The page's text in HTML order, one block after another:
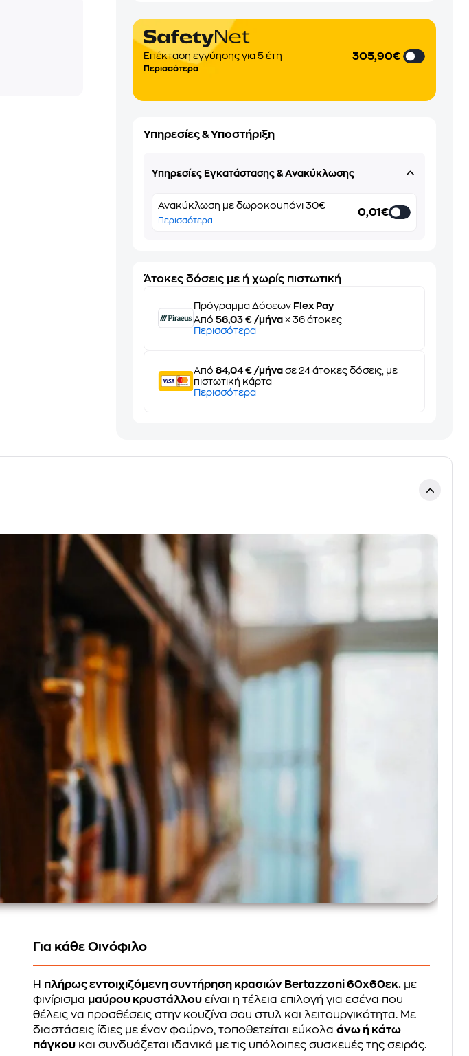
Επέκταση εγγύησης για 5 έτη
Περισσότερα
305,90€
Υπηρεσίες & Υποστήριξη
Υπηρεσίες Εγκατάστασης & Ανακύκλωσης
Ανακύκλωση με δωροκουπόνι 30€
Περισσότερα
0,01€
Άτοκες δόσεις με ή χωρίς πιστωτική
Πρόγραμμα Δόσεων Flex Pay
Από56,03 € /μήνα × 36 άτοκες
Περισσότερα
Από84,04 € /μήνα σε 24 άτοκες δόσεις, με
πιστωτική κάρτα
Περισσότερα
Για κάθε Οινόφιλο
Η πλήρως εντοιχιζόμενη συντήρηση κρασιών Bertazzoni 60x60εκ. με
φινίρισμα μαύρου κρυστάλλου είναι η τέλεια επιλογή για εσένα που
θέλεις να προσθέσεις στην κουζίνα σου στυλ και λειτουργικότητα. Με
διαστάσεις ίδιες με έναν φούρνο, τοποθετείται εύκολαάνω ή κάτω
πάγκου και συνδυάζεται ιδανικά με τις υπόλοιπες συσκευές της σειράς.